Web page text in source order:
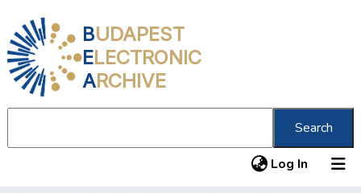
BUDAPEST
ELECTRONIC
ARCHIVE
Search
Log In (current)